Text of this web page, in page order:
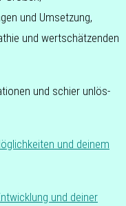
und Umsetzung,
und wert­schät­zen­den
und schier unlös­
und deinem
und deiner